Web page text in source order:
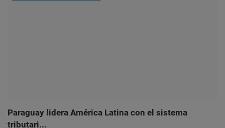
Paraguay lidera América Latina con el sistema
tributari...